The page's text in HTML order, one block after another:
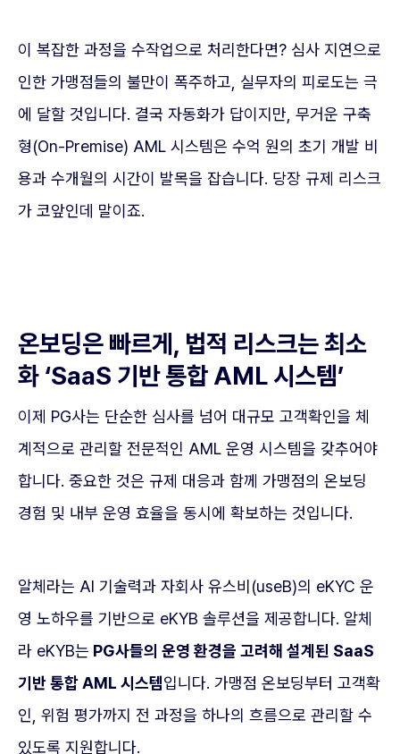
이 복잡한 과정을 수작업으로 처리한다면? 심사 지연으로
인한 가맹점들의 불만이 폭주하고, 실무자의 피로도는 극
에 달할 것입니다. 결국 자동화가 답이지만, 무거운 구축
형(On-Premise) AML 시스템은 수억 원의 초기 개발 비
용과 수개월의 시간이 발목을 잡습니다. 당장 규제 리스크
가 코앞인데 말이죠.
온보딩은 빠르게, 법적 리스크는 최소
화 ‘SaaS 기반 통합 AML 시스템’
이제 PG사는 단순한 심사를 넘어 대규모 고객확인을 체
계적으로 관리할 전문적인 AML 운영 시스템을 갖추어야
합니다. 중요한 것은 규제 대응과 함께 가맹점의 온보딩
경험 및 내부 운영 효율을 동시에 확보하는 것입니다.
알체라는 AI 기술력과 자회사 유스비(useB)의 eKYC 운
영 노하우를 기반으로 eKYB 솔루션을 제공합니다. 알체
라 eKYB는 PG사들의 운영 환경을 고려해 설계된 SaaS
기반 통합 AML 시스템입니다. 가맹점 온보딩부터 고객확
인, 위험 평가까지 전 과정을 하나의 흐름으로 관리할 수
있도록 지원합니다.